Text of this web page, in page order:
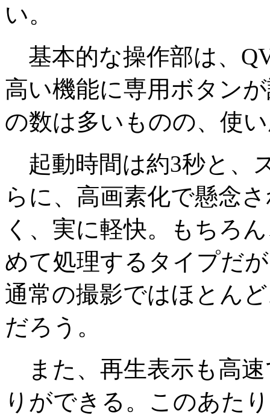
い。
基本的な操作部は、
高い機能に専用ボタン
の数は多いものの、使
起動時間は約3秒と、
らに、高画素化で懸念
く、実に軽快。もちろ
めて処理するタイプだ
通常の撮影ではほとん
だろう。
また、再生表示も高速
りができる。このあた